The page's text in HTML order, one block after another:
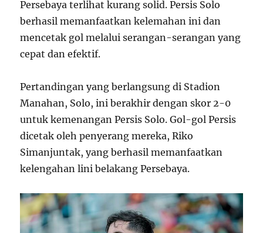
Persebaya terlihat kurang solid. Persis Solo
berhasil memanfaatkan kelemahan ini dan
mencetak gol melalui serangan-serangan yang
cepat dan efektif.
Pertandingan yang berlangsung di Stadion
Manahan, Solo, ini berakhir dengan skor 2-0
untuk kemenangan Persis Solo. Gol-gol Persis
dicetak oleh penyerang mereka, Riko
Simanjuntak, yang berhasil memanfaatkan
kelengahan lini belakang Persebaya.